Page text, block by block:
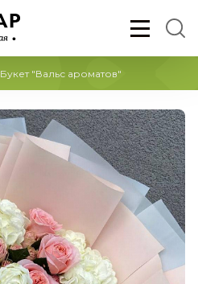
Букет "Вальс ароматов"